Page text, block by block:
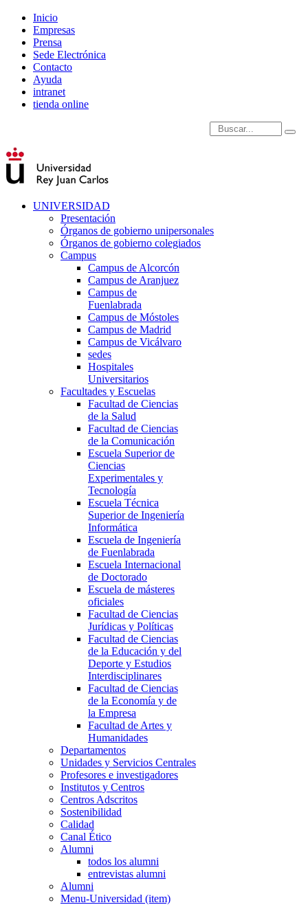
Inicio
Empresas
Prensa
Sede Electrónica
Contacto
Ayuda
intranet
tienda online
Introduce términos de
UNIVERSIDAD
Presentación
Órganos de gobierno unipersonales
Órganos de gobierno colegiados
Campus
Campus de Alcorcón
Campus de Aranjuez
Campus de
Fuenlabrada
Campus de Móstoles
Campus de Madrid
Campus de Vicálvaro
sedes
Hospitales
Universitarios
Facultades y Escuelas
Facultad de Ciencias
de la Salud
Facultad de Ciencias
de la Comunicación
Escuela Superior de
Ciencias
Experimentales y
Tecnología
Escuela Técnica
Superior de Ingeniería
Informática
Escuela de Ingeniería
de Fuenlabrada
Escuela Internacional
de Doctorado
Escuela de másteres
oficiales
Facultad de Ciencias
Jurídicas y Políticas
Facultad de Ciencias
de la Educación y del
Deporte y Estudios
Interdisciplinares
Facultad de Ciencias
de la Economía y de
la Empresa
Facultad de Artes y
Humanidades
Departamentos
Unidades y Servicios Centrales
Profesores e investigadores
Institutos y Centros
Centros Adscritos
Sostenibilidad
Calidad
Canal Ético
Alumni
todos los alumni
entrevistas alumni
Alumni
Menu-Universidad (item)